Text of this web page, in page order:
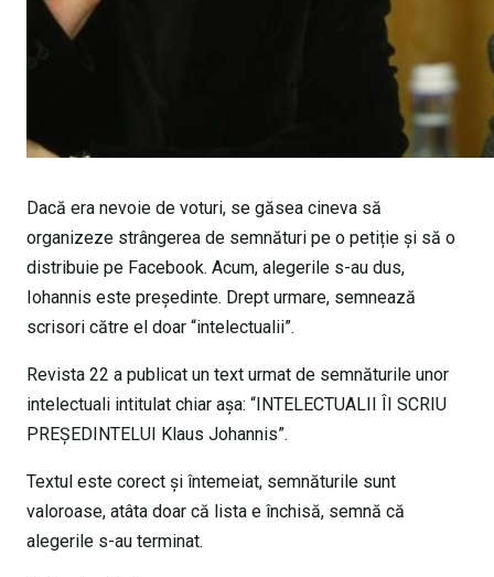
Dacă era nevoie de voturi, se găsea cineva să
organizeze strângerea de semnături pe o petiție și să o
distribuie pe Facebook. Acum, alegerile s-au dus,
Iohannis este președinte. Drept urmare, semnează
scrisori către el doar “intelectualii”.
Revista 22 a publicat un text urmat de semnăturile unor
intelectuali intitulat chiar așa: “INTELECTUALII ÎI SCRIU
PREȘEDINTELUI Klaus Johannis”.
Textul este corect și întemeiat, semnăturile sunt
valoroase, atâta doar că lista e închisă, semnă că
alegerile s-au terminat.